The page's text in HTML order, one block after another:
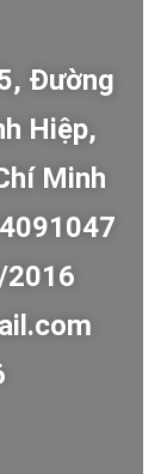
Đường
Hiệp,
Minh
2016